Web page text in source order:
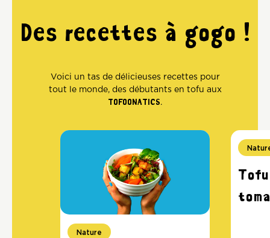
Des recettes à gogo !
Voici un tas de délicieuses recettes pour
tout le monde, des débutants en tofu aux
TOFOONATICS.
Nature